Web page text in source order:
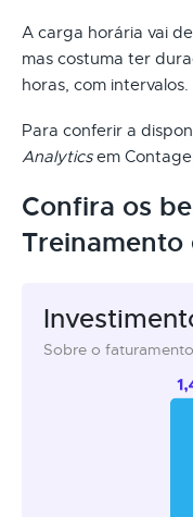
A carga horária vai
mas costuma ter
horas, com intervalos.
Para conferir a
Analyticsem
Confira os
Treinamento
Sobre o